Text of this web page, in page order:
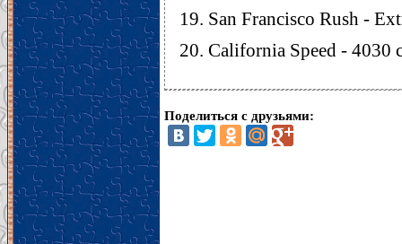
San Francisco Rush -
California Speed - 4030
Поделиться с друзьями: